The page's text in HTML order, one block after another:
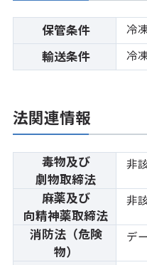
保管条件 冷
輸送条件 冷
法関連情報
毒物及び
劇物取締法
非
麻薬及び
向精神薬取締法
非
消防法（危険
物）
デ